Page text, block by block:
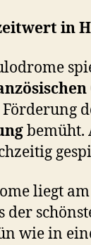
in
bemüht.
liegt
der
wie in